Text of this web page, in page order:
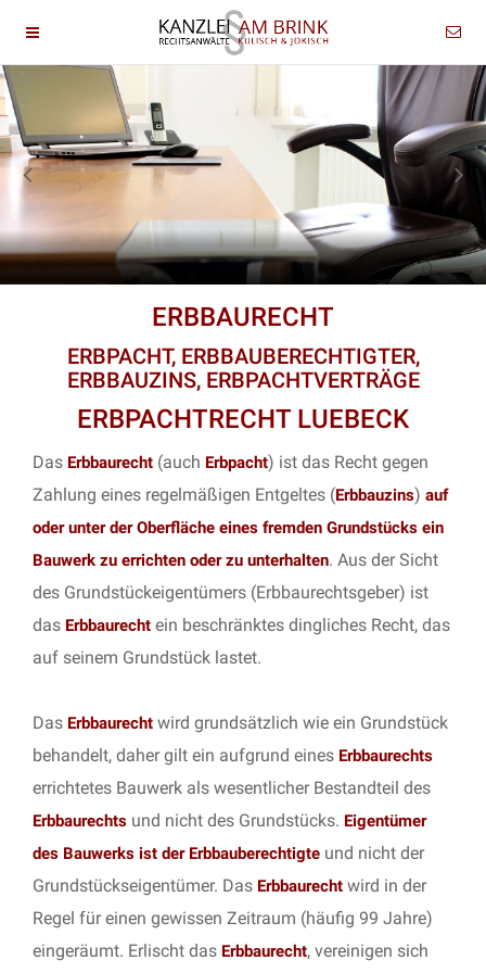
ERBBAURECHT
ERBPACHT, ERBBAUBERECHTIGTER,
ERBBAUZINS, ERBPACHTVERTRÄGE
ERBPACHTRECHT LUEBECK
Das Erbbaurecht (auch Erbpacht) ist das Recht gegen
Zahlung eines regelmäßigen Entgeltes (Erbbauzins) auf
oder unter der Oberfläche eines fremden Grundstücks ein
Bauwerk zu errichten oder zu unterhalten. Aus der Sicht
des Grundstückeigentümers (Erbbaurechtsgeber) ist
das Erbbaurecht ein beschränktes dingliches Recht, das
auf seinem Grundstück lastet.
Das Erbbaurecht wird grundsätzlich wie ein Grundstück
behandelt, daher gilt ein aufgrund eines Erbbaurechts
errichtetes Bauwerk als wesentlicher Bestandteil des
Erbbaurechts und nicht des Grundstücks. Eigentümer
des Bauwerks ist der Erbbauberechtigte und nicht der
Grundstückseigentümer. Das Erbbaurecht wird in der
Regel für einen gewissen Zeitraum (häufig 99 Jahre)
eingeräumt. Erlischt das Erbbaurecht, vereinigen sich